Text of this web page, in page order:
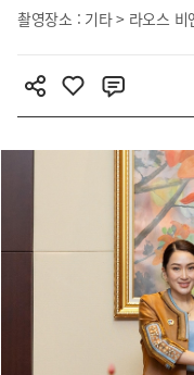
촬영장소 : 기타 > 라오스